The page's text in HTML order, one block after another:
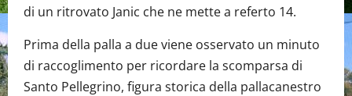
di un ritrovato Janic che ne mette a referto 14.
Prima della palla a due viene osservato un minuto
di raccoglimento per ricordare la scomparsa di
Santo Pellegrino, figura storica della pallacanestro